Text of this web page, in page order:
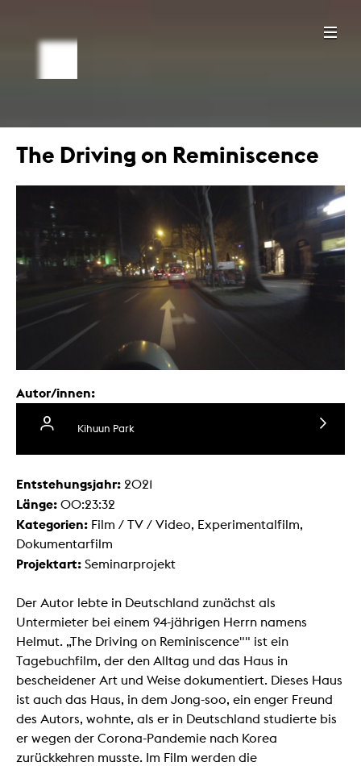
The Driving on Reminiscence
Autor/innen:
Kihuun Park
Entstehungsjahr: 2021
Länge: 00:23:32
Kategorien: Film / TV / Video, Experimentalfilm,
Dokumentarfilm
Projektart: Seminarprojekt
Der Autor lebte in Deutschland zunächst als
Untermieter bei einem 94-jährigen Herrn namens
Helmut. „The Driving on Reminiscence"" ist ein
Tagebuchfilm, der den Alltag und das Haus in
bescheidener Art und Weise dokumentiert. Dieses Haus
ist auch das Haus, in dem Jong-soo, ein enger Freund
des Autors, wohnte, als er in Deutschland studierte bis
er wegen der Corona-Pandemie nach Korea
zurückkehren musste. Im Film werden die